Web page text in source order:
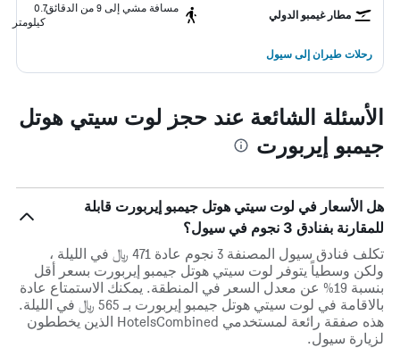
مطار غيمبو الدولي
مسافة مشي إلى 9 من الدقائق
0.7
كيلومتر
رحلات طيران إلى سيول
الأسئلة الشائعة عند حجز لوت سيتي هوتل
جيمبو إيربورت
هل الأسعار في لوت سيتي هوتل جيمبو إيربورت قابلة
للمقارنة بفنادق 3 نجوم في سيول؟
تكلف فنادق سيول المصنفة 3 نجوم عادة 471 ﷼ في الليلة ،
ولكن وسطياً يتوفر لوت سيتي هوتل جيمبو إيربورت بسعر أقل
بنسبة 19% عن معدل السعر في المنطقة. يمكنك الاستمتاع عادة
بالاقامة في لوت سيتي هوتل جيمبو إيربورت بـ 565 ﷼ في الليلة.
هذه صفقة رائعة لمستخدمي HotelsCombined الذين يخططون
لزيارة سيول.